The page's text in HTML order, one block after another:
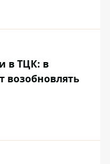
в ТЦК: в
возобновлять